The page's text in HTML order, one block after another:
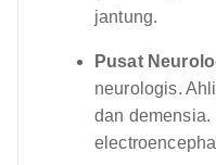
jantung.
Pusat
neurologis.
dan